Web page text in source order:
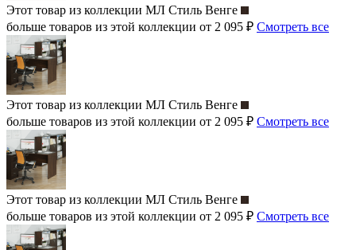
Этот товар из коллекции МЛ Стиль Венге
больше товаров из этой коллекции от 2 095 ₽ Смотреть все
Этот товар из коллекции МЛ Стиль Венге
больше товаров из этой коллекции от 2 095 ₽ Смотреть все
Этот товар из коллекции МЛ Стиль Венге
больше товаров из этой коллекции от 2 095 ₽ Смотреть все